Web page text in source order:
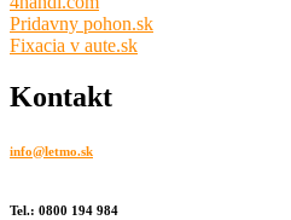
Pridavny pohon.sk
Fixacia v aute.sk
Kontakt
info@letmo.sk
Tel.: 0800 194 984